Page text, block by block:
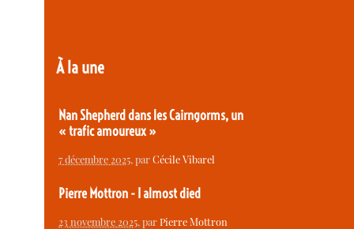
À la une
Nan Shepherd dans les Cairngorms, un
« trafic amoureux »
7 décembre 2025, parCécile Vibarel
Pierre Mottron - I almost died
23 novembre 2025, parPierre Mottron